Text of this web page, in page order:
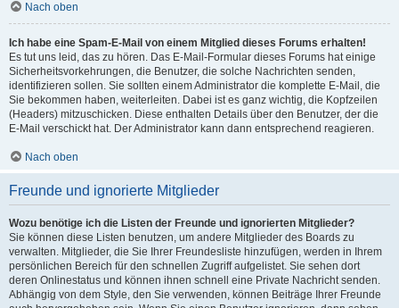
Nach oben
Ich habe eine Spam-E-Mail von einem Mitglied dieses Forums erhalten!
Es tut uns leid, das zu hören. Das E-Mail-Formular dieses Forums hat einige
Sicherheitsvorkehrungen, die Benutzer, die solche Nachrichten senden,
identifizieren sollen. Sie sollten einem Administrator die komplette E-Mail, die
Sie bekommen haben, weiterleiten. Dabei ist es ganz wichtig, die Kopfzeilen
(Headers) mitzuschicken. Diese enthalten Details über den Benutzer, der die
E-Mail verschickt hat. Der Administrator kann dann entsprechend reagieren.
Nach oben
Freunde und ignorierte Mitglieder
Wozu benötige ich die Listen der Freunde und ignorierten Mitglieder?
Sie können diese Listen benutzen, um andere Mitglieder des Boards zu
verwalten. Mitglieder, die Sie Ihrer Freundesliste hinzufügen, werden in Ihrem
persönlichen Bereich für den schnellen Zugriff aufgelistet. Sie sehen dort
deren Onlinestatus und können ihnen schnell eine Private Nachricht senden.
Abhängig von dem Style, den Sie verwenden, können Beiträge Ihrer Freunde